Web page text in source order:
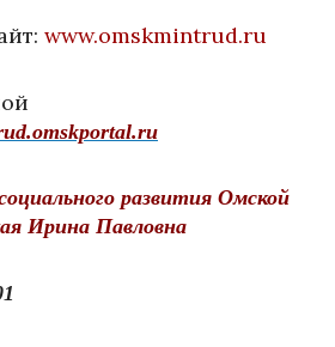
www.omskmintrud.ru
развития Омской
Ирина Павловна